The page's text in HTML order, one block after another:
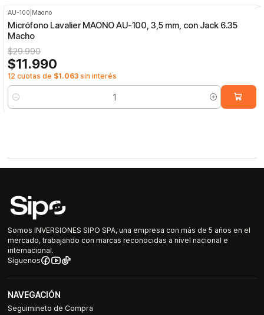
-60%
AU-100 Maono
Micrófono Lavalier MAONO AU-100, 3,5 mm, con Jack 6.35
Macho
$29.990
$11.990
12 cuotas de $1.063 sin interés
Cantidad
Somos INVERSIONES SIPO SPA, una empresa con más de 5 años en el
mercado, trabajando con marcas reconocidas a nivel nacional e
internacional.
Síguenos
NAVEGACIÓN
Seguimineto de Compra